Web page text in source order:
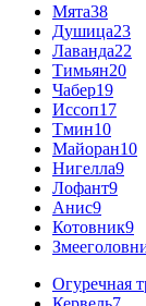
Мята38
Душица23
Лаванда22
Тимьян20
Чабер19
Иссоп17
Тмин10
Майоран10
Нигелла9
Лофант9
Анис9
Котовник9
Огуречная